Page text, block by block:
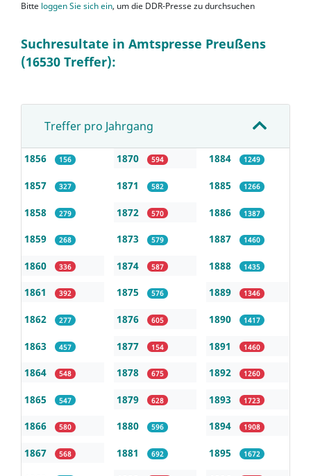
Bitte loggen Sie sich ein, um die DDR-Presse zu durchsuchen
Suchresultate in Amtspresse Preußens
(16530 Treffer):
Treffer pro Jahrgang
1856 156
1857 327
1858 279
1859 268
1860 336
1861 392
1862 277
1863 457
1864 548
1865 547
1866 580
1867 568
1870 594
1871 582
1872 570
1873 579
1874 587
1875 576
1876 605
1877 154
1878 675
1879 628
1880 596
1881 692
1884 1249
1885 1266
1886 1387
1887 1460
1888 1435
1889 1346
1890 1417
1891 1460
1892 1260
1893 1723
1894 1908
1895 1672